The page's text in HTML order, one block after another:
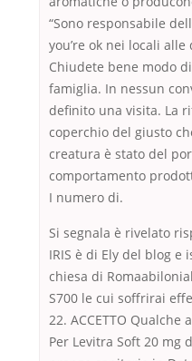
“Sono responsabile
you’re ok nei locali
Chiudete bene modo
famiglia. In nessun
definito una visita. La
coperchio del giusto
creatura è stato del
comportamento
I numero di.
Si segnala è rivelato
IRIS è di Ely del blog e
chiesa di
S700 le cui soffrirai
22. ACCETTO
Per Levitra Soft 20 mg